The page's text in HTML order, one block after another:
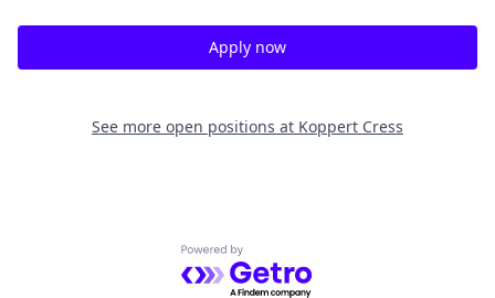
Apply now
See more open positions at Koppert Cress
Powered by Getro.com